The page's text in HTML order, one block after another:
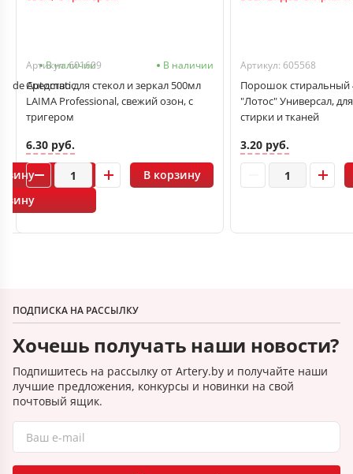
В наличии
Automatic
Артикул: 601609 В наличии
Средство для стекол и зеркал 500мл
LAIMA Professional, свежий озон, с
тригером
6.30 руб.
В корзину
Артикул: 605568
Порошок стиральный
"Лотос" Универсал,
стирки и тканей
3.20 руб.
ПОДПИСКА НА РАССЫЛКУ
Хочешь получать наши новости?
Подпишитесь на рассылку от Artery.by и получайте наши
лучшие предложения, конкурсы и новинки на свой
почтовый ящик.